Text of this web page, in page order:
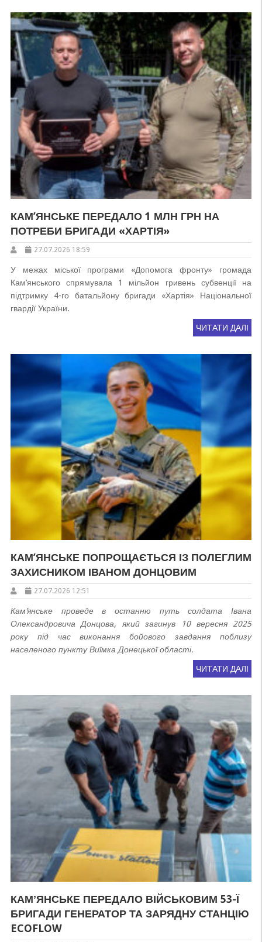
КАМ’ЯНСЬКЕ ПЕРЕДАЛО 1 МЛН ГРН НА
ПОТРЕБИ БРИГАДИ «ХАРТІЯ»
27.07.2026 18:59
У межах міської програми «Допомога фронту» громада
Кам’янського спрямувала 1 мільйон гривень субвенції на
підтримку 4-го батальйону бригади «Хартія» Національної
гвардії України.
ЧИТАТИ ДАЛІ
КАМ’ЯНСЬКЕ ПОПРОЩАЄТЬСЯ ІЗ ПОЛЕГЛИМ
ЗАХИСНИКОМ ІВАНОМ ДОНЦОВИМ
27.07.2026 12:51
Кам’янське проведе в останню путь солдата Івана
Олександровича Донцова, який загинув 10 вересня 2025
року під час виконання бойового завдання поблизу
населеного пункту Виїмка Донецької області.
ЧИТАТИ ДАЛІ
КАМʼЯНСЬКЕ ПЕРЕДАЛО ВІЙСЬКОВИМ 53-Ї
БРИГАДИ ГЕНЕРАТОР ТА ЗАРЯДНУ СТАНЦІЮ
ECOFLOW